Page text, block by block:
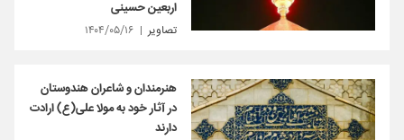
اربعین حسینی
تصاویر ۱۴۰۴/۰۵/۱۶
هنرمندان و شاعران هندوستان
در آثار خود به مولا علی(ع) ارادت
دارند